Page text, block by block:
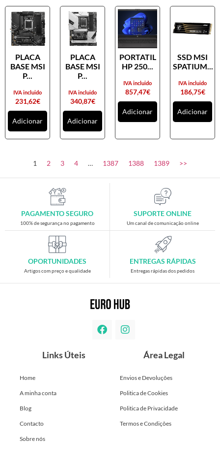
PLACA
BASE MSI
P...
231,62€
IVA incluido
Adicionar
PLACA
BASE MSI
P...
340,87€
IVA incluido
Adicionar
PORTATIL
HP 250...
857,47€
IVA incluido
Adicionar
SSD MSI
SPATIUM...
186,75€
IVA incluido
Adicionar
1 2 3 4 … 1387 1388 1389 >>
PAGAMENTO SEGURO
100% de segurança no pagamento
SUPORTE ONLINE
Um canal de comunicação online
OPORTUNIDADES
Artigos com preço e qualidade
ENTREGAS RÁPIDAS
Entregas rápidas dos pedidos
Links Úteis
Home
A minha conta
Blog
Contacto
Sobre nós
Área Legal
Envios e Devoluções
Politica de Cookies
Politica de Privacidade
Termos e Condições